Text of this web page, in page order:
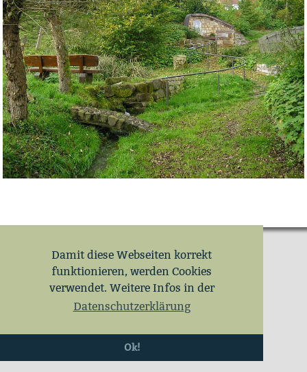
Damit diese Webseiten korrekt
funktionieren, werden Cookies
verwendet. Weitere Infos in der
Datenschutzerklärung
Ok!